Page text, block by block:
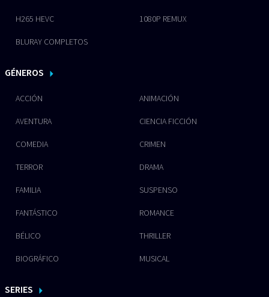
H265 HEVC 1080P REMUX
BLURAY COMPLETOS
GÉNEROS
ACCIÓN ANIMACIÓN
AVENTURA CIENCIA FICCIÓN
COMEDIA CRIMEN
TERROR DRAMA
FAMILIA SUSPENSO
FANTÁSTICO ROMANCE
BÉLICO THRILLER
BIOGRÁFICO MUSICAL
SERIES